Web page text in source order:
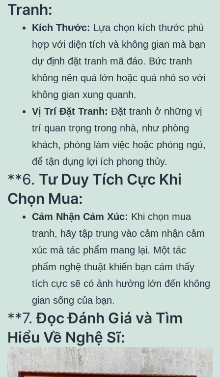
Tranh:
Kích Thước: Lựa chọn kích thước phù
hợp với diện tích và không gian mà bạn
dự định đặt tranh mã đáo. Bức tranh
không nên quá lớn hoặc quá nhỏ so với
không gian xung quanh.
Vị Trí Đặt Tranh: Đặt tranh ở những vị
trí quan trọng trong nhà, như phòng
khách, phòng làm việc hoặc phòng ngủ,
để tận dụng lợi ích phong thủy.
**6. Tư Duy Tích Cực Khi
Chọn Mua:
Cảm Nhận Cảm Xúc: Khi chọn mua
tranh, hãy tập trung vào cảm nhận cảm
xúc mà tác phẩm mang lại. Một tác
phẩm nghệ thuật khiến bạn cảm thấy
tích cực sẽ có ảnh hưởng lớn đến không
gian sống của bạn.
**7.Đọc Đánh Giá và Tìm
Hiểu Về Nghệ Sĩ: